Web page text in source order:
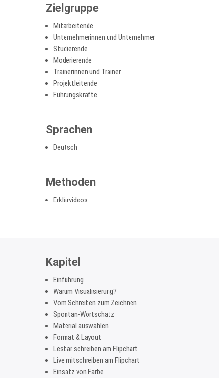
Zielgruppe
Mitarbeitende
Unternehmerinnen und Unternehmer
Studierende
Moderierende
Trainerinnen und Trainer
Projektleitende
Führungskräfte
Sprachen
Deutsch
Methoden
Erklärvideos
Kapitel
Einführung
Warum Visualisierung?
Vom Schreiben zum Zeichnen
Spontan-Wortschatz
Material auswählen
Format & Layout
Lesbar schreiben am Flipchart
Live mitschreiben am Flipchart
Einsatz von Farbe